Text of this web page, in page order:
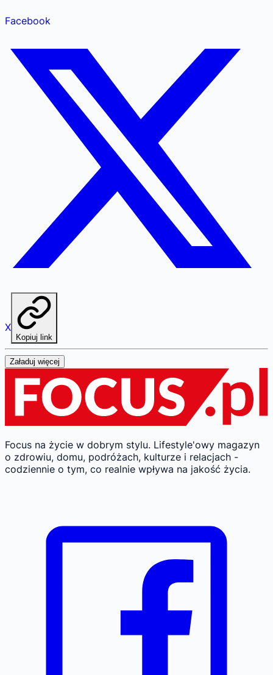
Facebook
X
Kopiuj link
Załaduj więcej
Focus na życie w dobrym stylu. Lifestyle'owy magazyn
o zdrowiu, domu, podróżach, kulturze i relacjach -
codziennie o tym, co realnie wpływa na jakość życia.